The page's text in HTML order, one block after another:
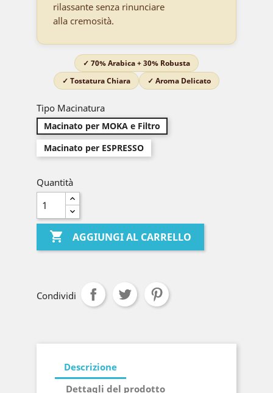
rilassante senza rinunciare
alla cremosità.
✓ 70% Arabica + 30% Robusta
✓ Tostatura Chiara
✓ Aroma Delicato
Tipo Macinatura
Macinato per MOKA e Filtro
Macinato per ESPRESSO
Quantità
 AGGIUNGI AL CARRELLO
Condividi
Descrizione
Dettagli del prodotto